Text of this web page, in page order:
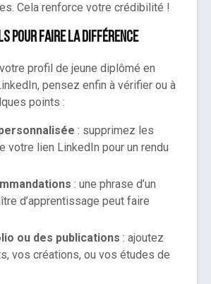
Cela renforce votre crédibilité !
pour faire la différence
profil de jeune diplômé en
pensez enfin à vérifier ou à
points :
: supprimez les
votre lien LinkedIn pour un rendu
: une phrase d’un
d’apprentissage peut faire
ou des publications : ajoutez
vos créations, ou vos études de